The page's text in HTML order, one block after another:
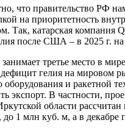
что правительство РФ
на приоритетность
Так, катарская компания
после США – в 2025 г.
третье место в
гелия на мировом
и ракетной
экспорт. В частности,
области
1 млн куб. м, а в